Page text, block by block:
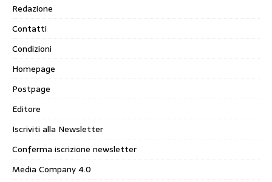
Redazione
Contatti
Condizioni
Homepage
Postpage
Editore
Iscriviti alla Newsletter
Conferma iscrizione newsletter
Media Company 4.0